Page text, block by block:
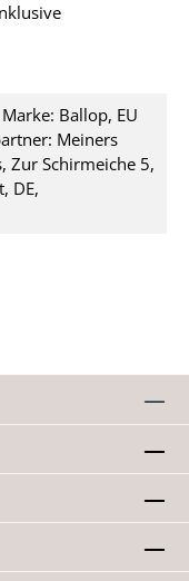
Ballop, EU
Meiners
Zur Schirmeiche 5,
DE,